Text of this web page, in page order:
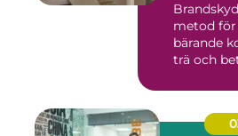
metod
bärande
trä och